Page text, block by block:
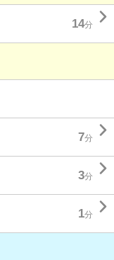
14分 
7分 
3分 
1分 